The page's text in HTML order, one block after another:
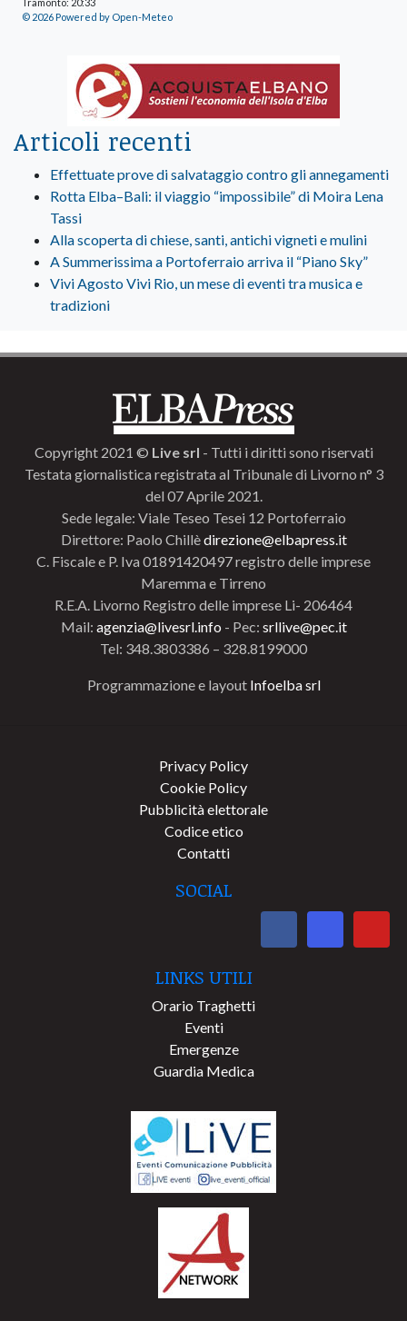
Tramonto: 20:33
© 2026 Powered by Open-Meteo
Articoli recenti
Effettuate prove di salvataggio contro gli annegamenti
Rotta Elba–Bali: il viaggio “impossibile” di Moira Lena
Tassi
Alla scoperta di chiese, santi, antichi vigneti e mulini
A Summerissima a Portoferraio arriva il “Piano Sky”
Vivi Agosto Vivi Rio, un mese di eventi tra musica e
tradizioni
Copyright 2021 © Live srl - Tutti i diritti sono riservati
Testata giornalistica registrata al Tribunale di Livorno n° 3
del 07 Aprile 2021.
Sede legale: Viale Teseo Tesei 12 Portoferraio
Direttore: Paolo Chillèdirezione@elbapress.it
C. Fiscale e P. Iva 01891420497 registro delle imprese
Maremma e Tirreno
R.E.A. Livorno Registro delle imprese Li- 206464
Mail: agenzia@livesrl.info - Pec: srllive@pec.it
Tel: 348.3803386 – 328.8199000
Programmazione e layout Infoelba srl
Privacy Policy
Cookie Policy
Pubblicità elettorale
Codice etico
Contatti
SOCIAL
LINKS UTILI
Orario Traghetti
Eventi
Emergenze
Guardia Medica